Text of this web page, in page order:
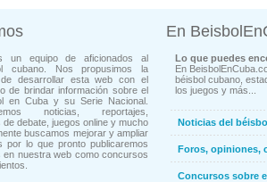
un equipo de aficionados al
cubano. Nos propusimos la
desarrollar esta web con el
de brindar información sobre el
en Cuba y su Serie Nacional.
noticias, reportajes,
debate, juegos online y mucho
buscamos mejorar y ampliar
por lo que pronto publicaremos
nuestra web como concursos
En
Lo que puedes
En
béisbol cubano,
los juegos y más...
Noticias del
Foros, opiniones,
Concursos sobre